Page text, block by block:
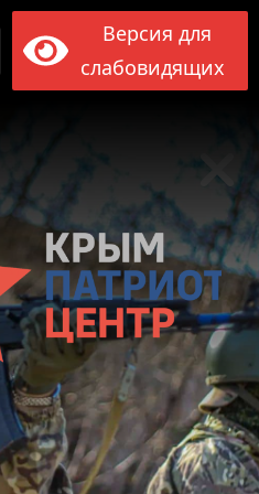
ПОИСК
Версия для
слабовидящих